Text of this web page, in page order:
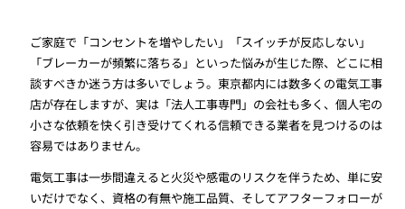
ご家庭で「コンセントを増やしたい」「スイッチが反応しない」
「ブレーカーが頻繁に落ちる」といった悩みが生じた際、どこに相
談すべきか迷う方は多いでしょう。東京都内には数多くの電気工事
店が存在しますが、実は「法人工事専門」の会社も多く、個人宅の
小さな依頼を快く引き受けてくれる信頼できる業者を見つけるのは
容易ではありません。
電気工事は一歩間違えると火災や感電のリスクを伴うため、単に安
いだけでなく、資格の有無や施工品質、そしてアフターフォローが